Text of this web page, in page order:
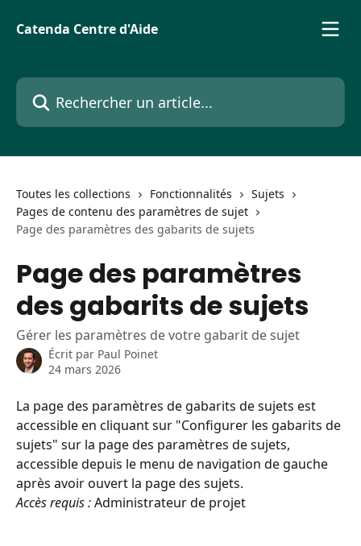
Catenda Centre d'Aide
Rechercher un article...
Toutes les collections Fonctionnalités
Sujets
Pages de contenu des paramètres de sujet
Page des paramètres des gabarits de sujets
Page des paramètres
des gabarits de sujets
Gérer les paramètres de votre gabarit de sujet
Écrit par Paul Poinet
24 mars 2026
La page des paramètres de gabarits de sujets est
accessible en cliquant sur "Configurer les gabarits de
sujets" sur la page des paramètres de sujets,
accessible depuis le menu de navigation de gauche
après avoir ouvert la page des sujets.
Accès requis : Administrateur de projet